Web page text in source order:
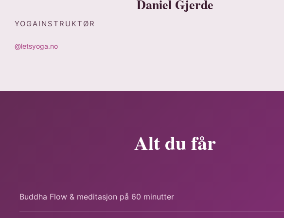
Daniel Gjerde
YOGAINSTRUKTØR
@letsyoga.no
Alt du får
Buddha Flow & meditasjon på 60 minutter